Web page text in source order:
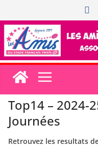
au
contenu
Top14 – 2024-
Journées
Retrouvez les resultats